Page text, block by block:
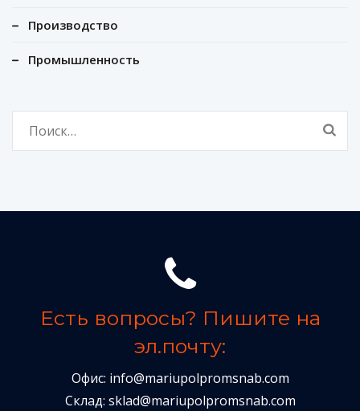
Производство
Промышленность
Есть вопросы? Пишите на
эл.почту:
Офис: info@mariupolpromsnab.com
Склад: sklad@mariupolpromsnab.com